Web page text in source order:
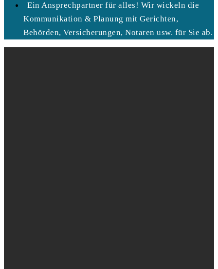
Ein Ansprechpartner für alles! Wir wickeln die
Kommunikation & Planung mit Gerichten,
Behörden, Versicherungen, Notaren usw. für Sie ab.